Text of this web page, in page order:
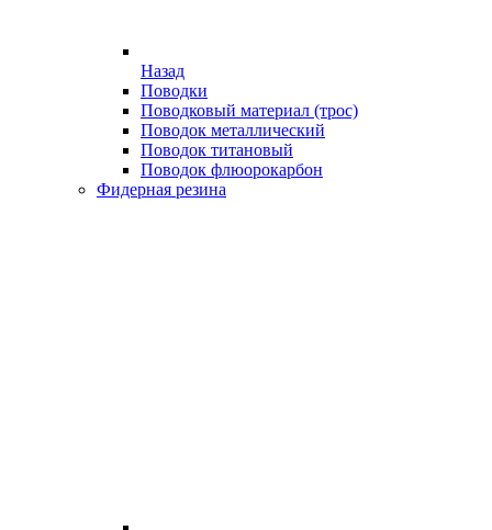
Назад
Поводки
Поводковый материал (трос)
Поводок металлический
Поводок титановый
Поводок флюорокарбон
Фидерная резина